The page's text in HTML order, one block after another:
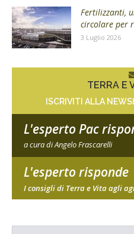
Fertilizzanti,
circolare per
3 Luglio 2026
TERRA E
ISCRIVITI ALLA
L'esperto Pac
a cura di Angelo Frascarelli
L'esperto risponde
I consigli di Terra e Vita agli